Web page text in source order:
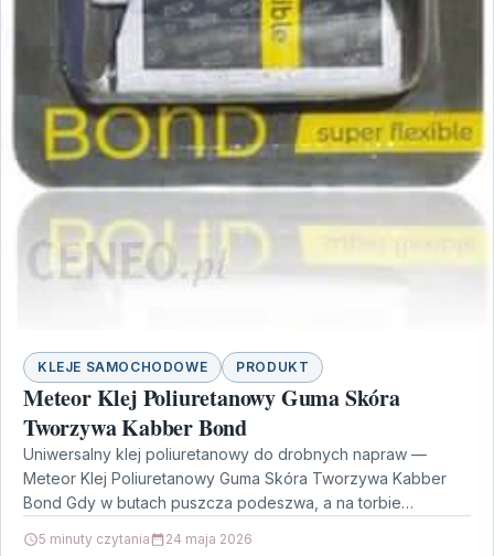
KLEJE SAMOCHODOWE PRODUKT
Meteor Klej Poliuretanowy Guma Skóra
Tworzywa Kabber Bond
Uniwersalny klej poliuretanowy do drobnych napraw —
Meteor Klej Poliuretanowy Guma Skóra Tworzywa Kabber
Bond Gdy w butach puszcza podeszwa, a na torbie
5 minuty czytania 24 maja 2026